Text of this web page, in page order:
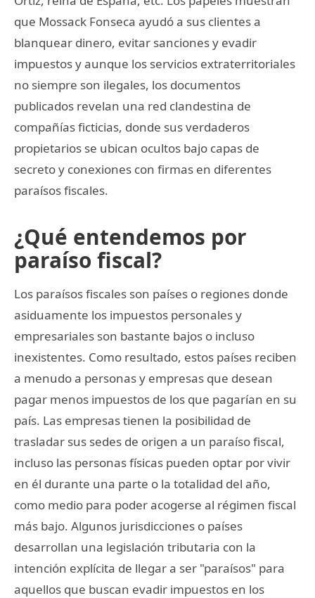
que Mossack Fonseca ayudó a sus clientes a
blanquear dinero, evitar sanciones y evadir
impuestos y aunque los servicios extraterritoriales
no siempre son ilegales, los documentos
publicados revelan una red clandestina de
compañías ficticias, donde sus verdaderos
propietarios se ubican ocultos bajo capas de
secreto y conexiones con firmas en diferentes
paraísos fiscales.
¿Qué entendemos por
paraíso fiscal?
Los paraísos fiscales son países o regiones donde
asiduamente los impuestos personales y
empresariales son bastante bajos o incluso
inexistentes. Como resultado, estos países reciben
a menudo a personas y empresas que desean
pagar menos impuestos de los que pagarían en su
país. Las empresas tienen la posibilidad de
trasladar sus sedes de origen a un paraíso fiscal,
incluso las personas físicas pueden optar por vivir
en él durante una parte o la totalidad del año,
como medio para poder acogerse al régimen fiscal
más bajo. Algunos jurisdicciones o países
desarrollan una legislación tributaria con la
intención explícita de llegar a ser "paraísos" para
aquellos que buscan evadir impuestos en los